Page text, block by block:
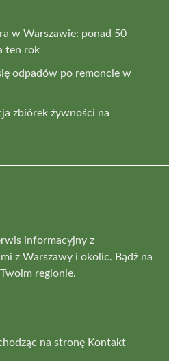
w Warszawie: ponad 50
ten rok
odpadów po remoncie w
zbiórek żywności na
informacyjny z
z Warszawy i okolic. Bądź na
regionie.
na stronę Kontakt